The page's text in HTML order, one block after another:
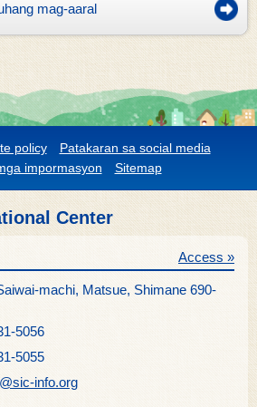
mag-aaral
policy
Patakaran sa social media
impormasyon
Sitemap
Center
machi, Matsue, Shimane 690-
Access »
5056
5055
info.org